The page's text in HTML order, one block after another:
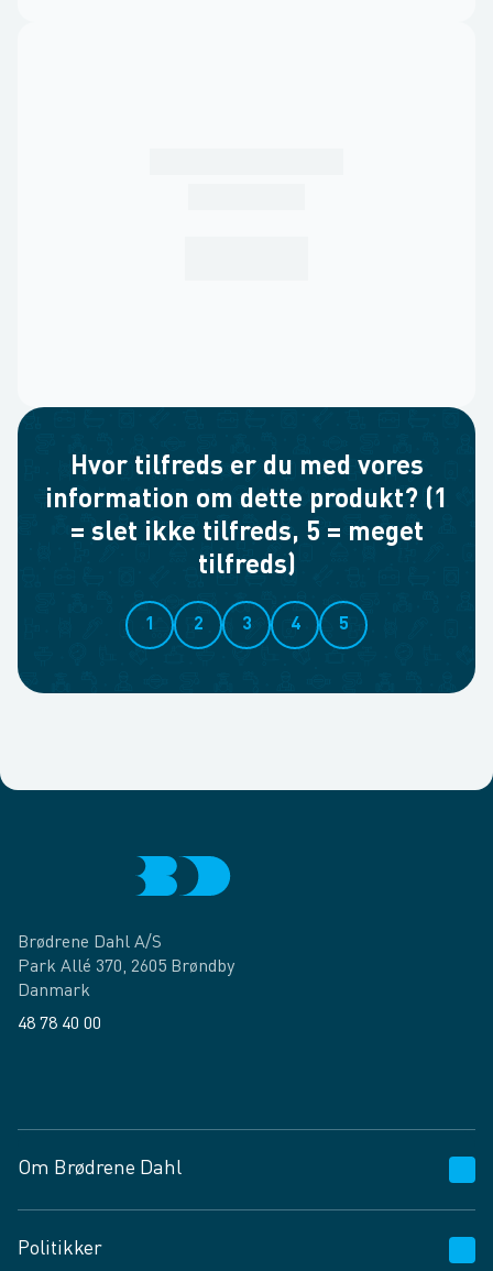
Hvor tilfreds er du med vores
information om dette produkt? (1
= slet ikke tilfreds, 5 = meget
tilfreds)
1 2 3 4 5
Brødrene Dahl A/S
Park Allé 370, 2605 Brøndby
Danmark
48 78 40 00
Om Brødrene Dahl
Vagttelefon 30 10 89 89
Politikker